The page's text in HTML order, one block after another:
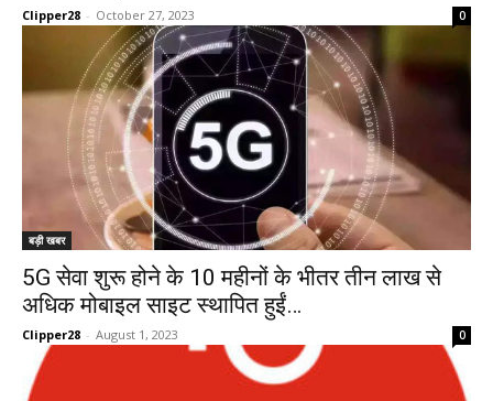
Clipper28 - October 27, 2023 0
बड़ी खबर
5G सेवा शुरू होने के 10 महीनों के भीतर तीन लाख से
अधिक मोबाइल साइट स्थापित हुईं…
Clipper28 - August 1, 2023 0